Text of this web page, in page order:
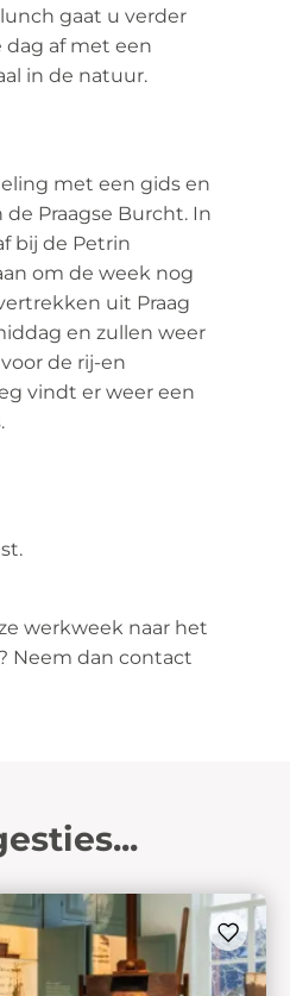
gaat u verder
dag af met een
in de natuur.
met een gids en
Praagse Burcht. In
bij de Petrin
om de week nog
uit Praag
en zullen weer
de rij-en
vindt er weer een
werkweek naar het
Neem dan contact